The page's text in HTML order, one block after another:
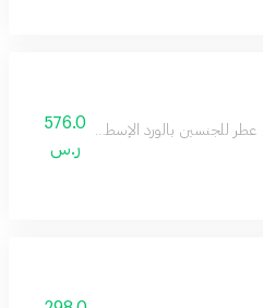
عطر للجنسين بالورد الإسطنبولي والعود
576.0
ر.س